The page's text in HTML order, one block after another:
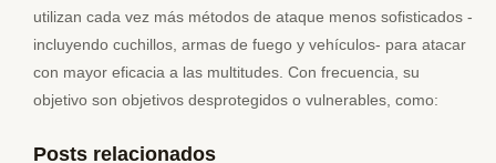
utilizan cada vez más métodos de ataque menos sofisticados -
incluyendo cuchillos, armas de fuego y vehículos- para atacar
con mayor eficacia a las multitudes. Con frecuencia, su
objetivo son objetivos desprotegidos o vulnerables, como:
Posts relacionados